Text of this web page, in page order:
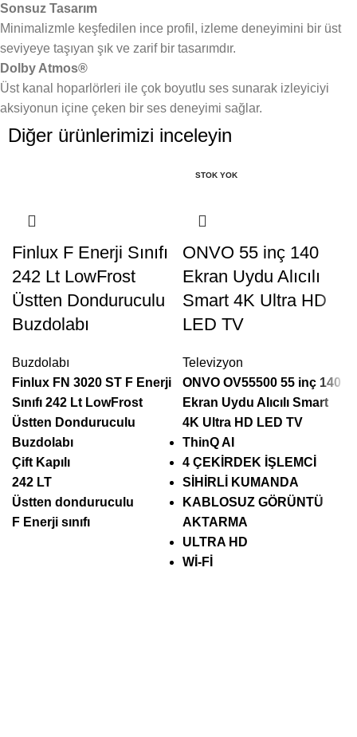
Sonsuz Tasarım
Minimalizmle keşfedilen ince profil, izleme deneyimini bir üst
seviyeye taşıyan şık ve zarif bir tasarımdır.
Dolby Atmos®
Üst kanal hoparlörleri ile çok boyutlu ses sunarak izleyiciyi
aksiyonun içine çeken bir ses deneyimi sağlar.
Diğer ürünlerimizi inceleyin
Finlux F Enerji Sınıfı
242 Lt LowFrost
Üstten Donduruculu
Buzdolabı
Buzdolabı
Finlux FN 3020 ST F Enerji
Sınıfı 242 Lt LowFrost
Üstten Donduruculu
Buzdolabı
Çift Kapılı
242 LT
Üstten donduruculu
F Enerji sınıfı
STOK YOK
ONVO 55 inç 140
Ekran Uydu Alıcılı
Smart 4K Ultra HD
LED TV
Televizyon
ONVO OV55500 55 inç 140
Ekran Uydu Alıcılı Smart
4K Ultra HD LED TV
ThinQ AI
4 ÇEKİRDEK İŞLEMCİ
SİHİRLİ KUMANDA
KABLOSUZ GÖRÜNTÜ
AKTARMA
ULTRA HD
Wİ-Fİ